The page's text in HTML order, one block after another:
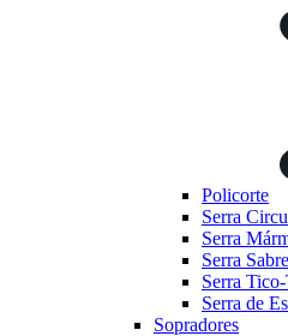
Policorte
Serra
Serra
Serra Sabre
Serra
Serra de
Sopradores